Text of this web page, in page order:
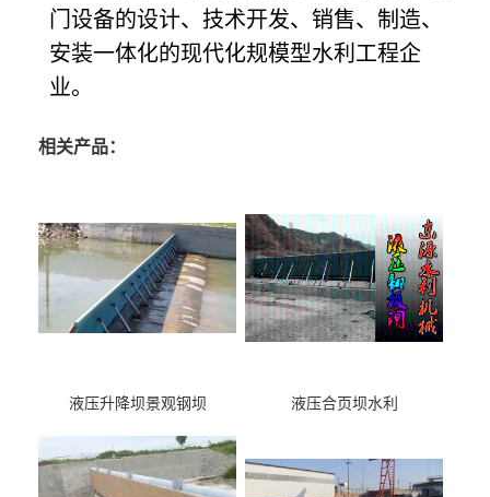
门设备的设计、技术开发、销售、制造、
安装一体化的现代化规模型水利工程企
业。
相关产品：
液压升降坝景观钢坝 液压合页坝水利